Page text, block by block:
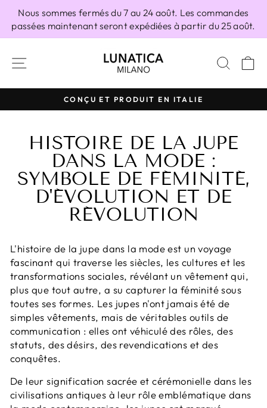
contenu
Nous sommes fermés du 7 au 24 août. Les commandes
passées maintenant seront expédiées à partir du 25 août.
Diaporama
100% FABRIQUÉ EN ITALIE
HISTOIRE DE LA JUPE
DANS LA MODE :
SYMBOLE DE FÉMINITÉ,
D'ÉVOLUTION ET DE
RÉVOLUTION
L'histoire de la jupe dans la mode est un voyage
fascinant qui traverse les siècles, les cultures et les
transformations sociales, révélant un vêtement qui,
plus que tout autre, a su capturer la féminité sous
toutes ses formes. Les jupes n'ont jamais été de
simples vêtements, mais de véritables outils de
communication : elles ont véhiculé des rôles, des
statuts, des désirs, des revendications et des
conquêtes.
De leur signification sacrée et cérémonielle dans les
civilisations antiques à leur rôle emblématique dans